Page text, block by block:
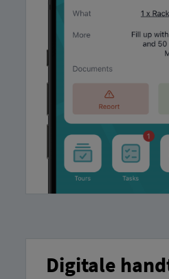
Digitale